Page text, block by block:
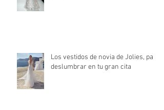
Los vestidos de novia de Jolies, para
deslumbrar en tu gran cita